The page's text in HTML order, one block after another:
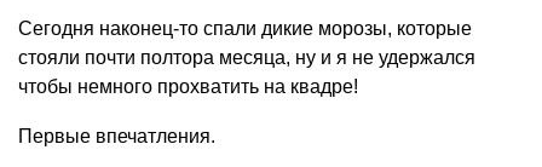
Сегодня наконец-то спали дикие морозы, которые
стояли почти полтора месяца, ну и я не удержался
чтобы немного прохватить на квадре!
Первые впечатления.